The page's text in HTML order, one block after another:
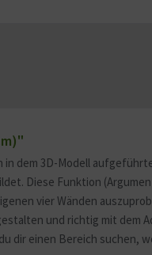
dem 3D-Modell
Diese Funktion
vier Wänden
und richtig mit
dir einen Bereich suchen,